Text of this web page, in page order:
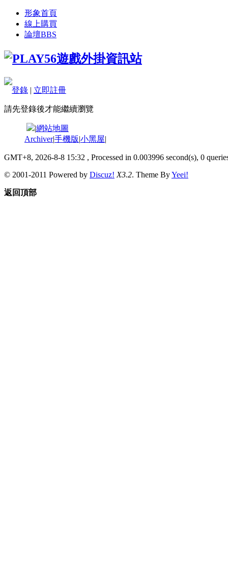
形象首頁
線上購買
論壇BBS
登錄 | 立即註冊
請先登錄後才能繼續瀏覽
|網站地圖
Archiver|手機版|小黑屋|
GMT+8, 2026-8-8 15:32 , Processed in 0.003996 second(s), 0
© 2001-2011 Powered by Discuz! X3.2. Theme ByYeei!
返回頂部